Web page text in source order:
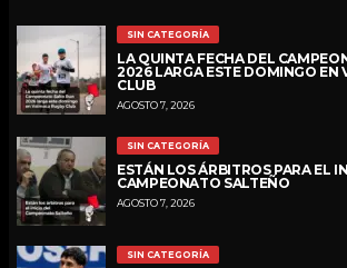
SIN CATEGORÍA
LA QUINTA FECHA DEL
2026 LARGA ESTE DOMINGO EN
CLUB
AGOSTO 7, 2026
SIN CATEGORÍA
ESTÁN LOS ÁRBITROS PARA EL
CAMPEONATO SALTEÑO
AGOSTO 7, 2026
SIN CATEGORÍA